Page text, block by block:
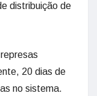
distribuição de
20 dias de
no sistema.